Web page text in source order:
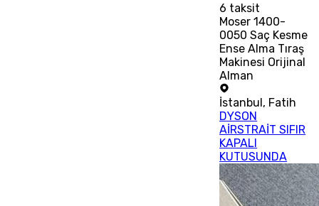
6 taksit
Moser 1400-
0050 Saç Kesme
Ense Alma Tıraş
Makinesi Orijinal
Alman
İstanbul, Fatih
DYSON
AİRSTRAİT SIFIR
KAPALI
KUTUSUNDA